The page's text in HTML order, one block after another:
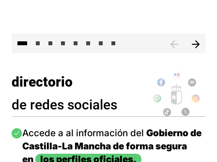
directorio
de redes sociales
Imagen
Accede a al información del Gobierno de
Castilla-La Mancha de forma segura
en
los perfiles oficiales.